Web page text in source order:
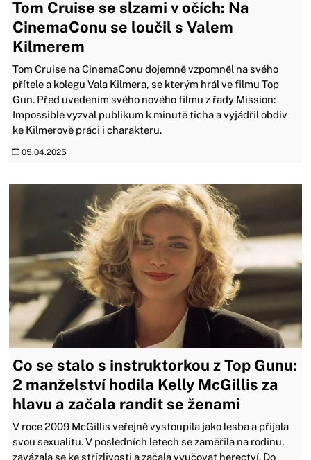
Tom Cruise se slzami v očích: Na
CinemaConu se loučil s Valem
Kilmerem
Tom Cruise na CinemaConu dojemně vzpomněl na svého
přítele a kolegu Vala Kilmera, se kterým hrál ve filmu Top
Gun. Před uvedením svého nového filmu z řady Mission:
Impossible vyzval publikum k minutě ticha a vyjádřil obdiv
ke Kilmerově práci i charakteru.
05.04.2025
Co se stalo s instruktorkou z Top Gunu:
2 manželství hodila Kelly McGillis za
hlavu a začala randit se ženami
V roce 2009 McGillis veřejně vystoupila jako lesba a přijala
svou sexualitu. V posledních letech se zaměřila na rodinu,
zavázala se ke střízlivosti a začala vyučovat herectví. Do